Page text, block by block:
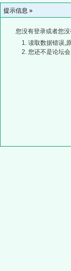
提示信息 »
您没有登录或者您
读取数据错误,
您还不是论坛